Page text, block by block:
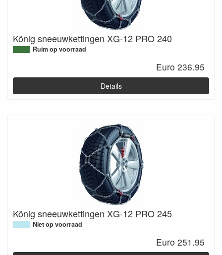
König sneeuwkettingen XG-12 PRO 240
Ruim op voorraad
Euro 236.95
Details
König sneeuwkettingen XG-12 PRO 245
Niet op voorraad
Euro 251.95